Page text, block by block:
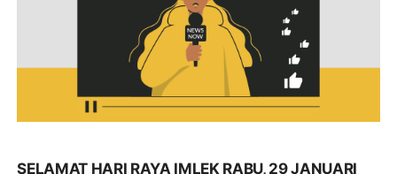
SELAMAT HARI RAYA IMLEK RABU, 29 JANUARI